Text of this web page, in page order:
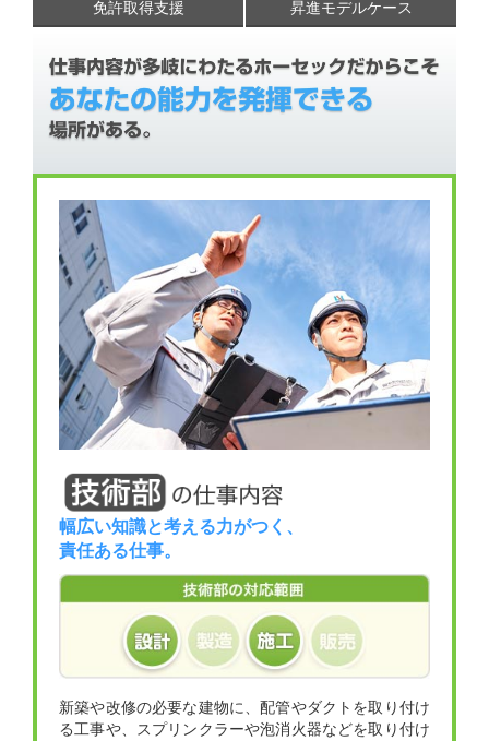
免許取得支援 昇進モデルケース
幅広い知識と考える力がつく、
責任ある仕事。
新築や改修の必要な建物に、配管やダクトを取り付け
る工事や、スプリンクラーや泡消火器などを取り付け